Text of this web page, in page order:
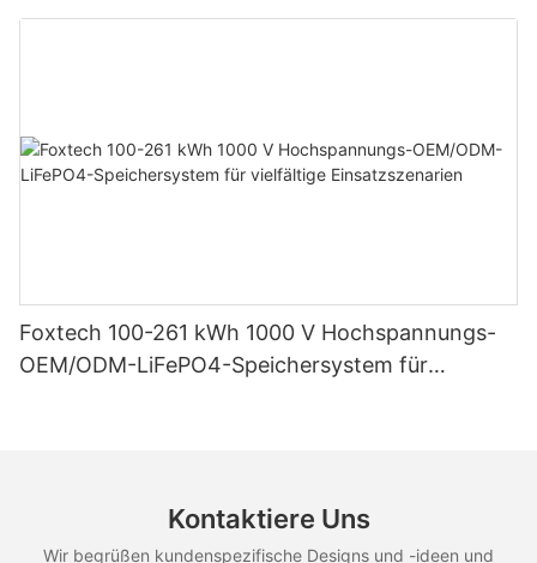
Heimsysteme
Foxtech 100-261 kWh 1000 V Hochspannungs-
OEM/ODM-LiFePO4-Speichersystem für
Kontaktiere Uns
Wir begrüßen kundenspezifische Designs und -ideen und